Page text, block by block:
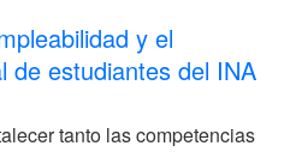
y el
de estudiantes del INA
tanto las competencias